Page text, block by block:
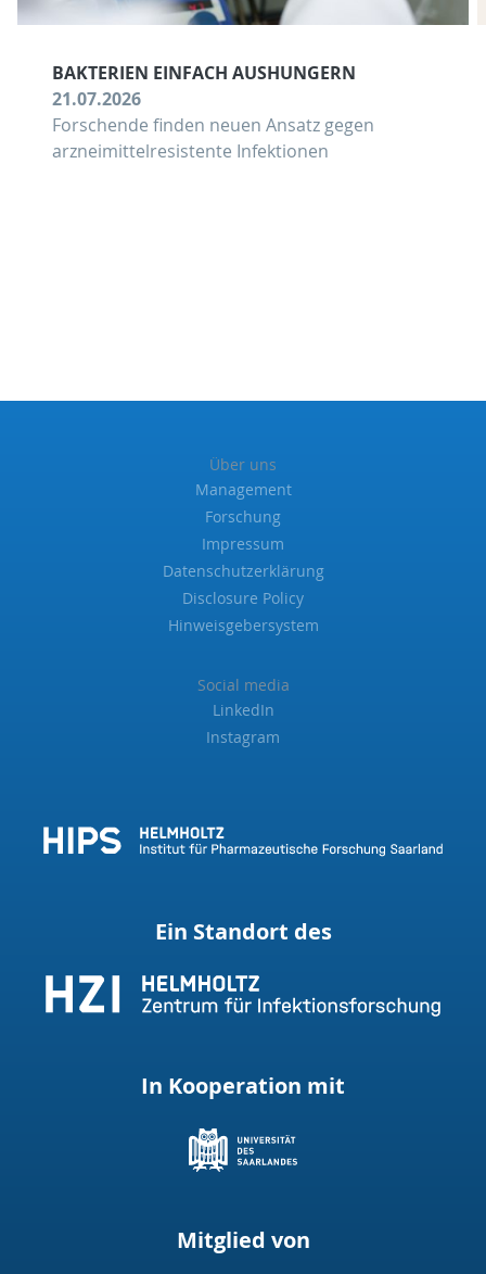
BAKTERIEN EINFACH AUSHUNGERN
21.07.2026
Forschende finden neuen Ansatz gegen
arzneimittelresistente Infektionen
Über uns
Management
Forschung
Impressum
Datenschutzerklärung
Disclosure Policy
Hinweisgebersystem
Social media
LinkedIn
Instagram
Ein Standort des
In Kooperation mit
Mitglied von